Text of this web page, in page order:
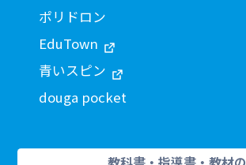
ポリドロン
EduTown
青いスピン
douga pocket